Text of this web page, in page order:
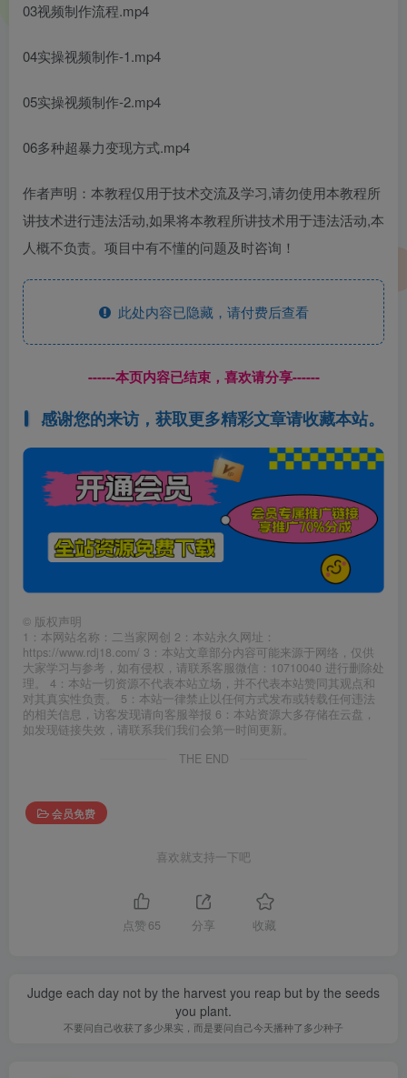
03视频制作流程.mp4
04实操视频制作-1.mp4
05实操视频制作-2.mp4
06多种超暴力变现方式.mp4
作者声明：本教程仅用于技术交流及学习,请勿使用本教程所
讲技术进行违法活动,如果将本教程所讲技术用于违法活动,本
人概不负责。项目中有不懂的问题及时咨询！
此处内容已隐藏，请付费后查看
------本页内容已结束，喜欢请分享------
感谢您的来访，获取更多精彩文章请收藏本站。
© 版权声明
1：本网站名称：二当家网创 2：本站永久网址：
https://www.rdj18.com/ 3：本站文章部分内容可能来源于网络，仅供
大家学习与参考，如有侵权，请联系客服微信：10710040 进行删除处
理。 4：本站一切资源不代表本站立场，并不代表本站赞同其观点和
对其真实性负责。 5：本站一律禁止以任何方式发布或转载任何违法
的相关信息，访客发现请向客服举报 6：本站资源大多存储在云盘，
如发现链接失效，请联系我们我们会第一时间更新。
THE END
会员免费
喜欢就支持一下吧
点赞 65 分享 收藏
Judge each day not by the harvest you reap but by the seeds
you plant.
不要问自己收获了多少果实，而是要问自己今天播种了多少种子